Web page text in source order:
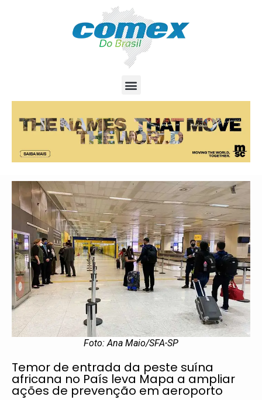
Foto: Ana Maio/SFA-SP
Temor de entrada da peste suína
africana no País leva Mapa a ampliar
ações de prevenção em aeroporto